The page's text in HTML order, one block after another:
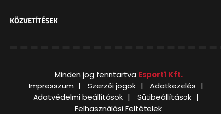
KÖZVETÍTÉSEK
Minden jog fenntartva Esport1 Kft.
Impresszum
Szerzői jogok
Adatkezelés
Adatvédelmi beállítások
Sütibeállítások
Felhasználási Feltételek